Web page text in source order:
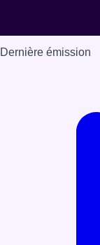
Dernière émission